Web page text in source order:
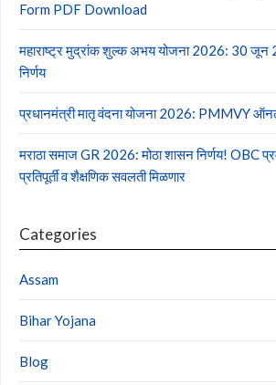
Form PDF Download
महाराष्ट्र मुद्रांक शुल्क अभय योजना 2026: 30 जून
निर्णय
प्रधानमंत्री मातृ वंदना योजना 2026: PMMVY
मराठा समाज GR 2026: मोठा शासन निर्णय! OBC
प्रतिपूर्ती व शैक्षणिक सवलती मिळणार
Categories
Assam
Bihar Yojana
Blog